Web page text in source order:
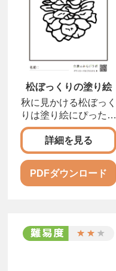
松ぼっくりの塗り絵
秋に見かける松ぼっく
りは塗り絵にぴったり
松や杉の木から落ち
詳細を見る
PDFダウンロード